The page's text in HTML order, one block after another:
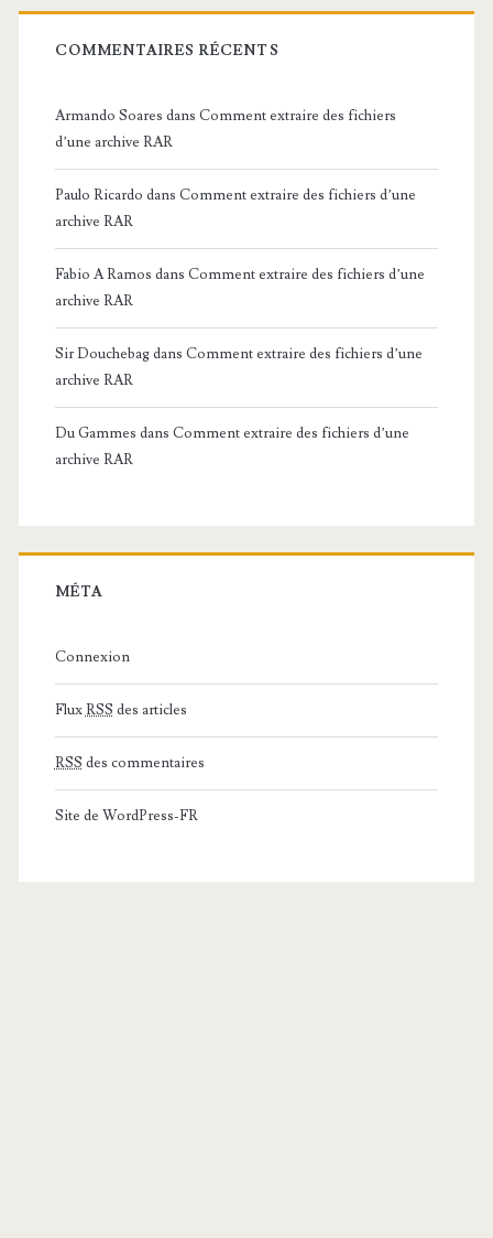
COMMENTAIRES RÉCENTS
Armando Soares dans Comment extraire des fichiers
d’une archive RAR
Paulo Ricardo dans Comment extraire des fichiers d’une
archive RAR
Fabio A Ramos dans Comment extraire des fichiers d’une
archive RAR
Sir Douchebagdans Comment extraire des fichiers d’une
archive RAR
Du Gammes dans Comment extraire des fichiers d’une
archive RAR
MÉTA
Connexion
FluxRSS des articles
RSS des commentaires
Site de WordPress-FR